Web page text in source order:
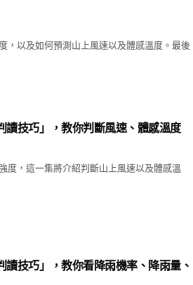
，以及如何預測山上風速以及體感溫度。最後
讀技巧」，教你判斷風速、體感溫度
度，這一集將介紹判斷山上風速以及體感溫
技巧」，教你看降雨機率、降雨量、